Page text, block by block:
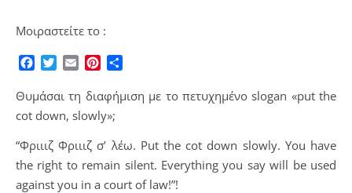
Μοιραστείτε το :
Facebook
TwitterEmailPinterest
Θυμάσαι τη διαφήμιση με το πετυχημένο slogan «put the
cot down, slowly»;
“Φριιιζ Φριιιζ σ’ λέω. Put the cot down slowly. You have
the right to remain silent. Everything you say will be used
against you in a court of law!”!